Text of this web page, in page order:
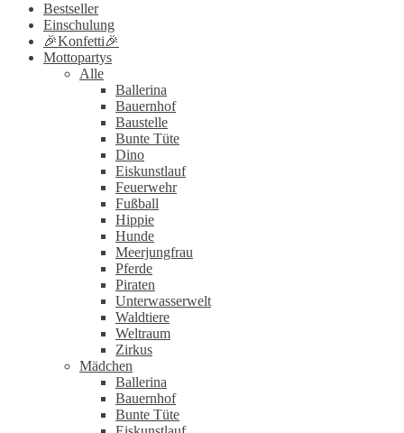
Bestseller
Einschulung
🎉Konfetti🎉
Mottopartys
Alle
Ballerina
Bauernhof
Baustelle
Bunte Tüte
Dino
Eiskunstlauf
Feuerwehr
Fußball
Hippie
Hunde
Meerjungfrau
Pferde
Piraten
Unterwasserwelt
Waldtiere
Weltraum
Zirkus
Mädchen
Ballerina
Bauernhof
Bunte Tüte